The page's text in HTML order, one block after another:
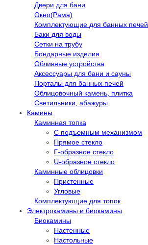
Двери для бани
Окно(Рама)
Комплектующие для банных печей
Баки для воды
Сетки на трубу
Бондарные изделия
Обливные устройства
Аксессуары для бани и сауны
Порталы для банных печей
Облицовочный камень, плитка
Светильники, абажуры
Камины
Каминная топка
С подъемным механизмом
Прямое стекло
Г-образное стекло
U-образное стекло
Каминные облицовки
Пристенные
Угловые
Комплектующие для топок
Электрокамины и биокамины
Биокамины
Настенные
Настольные